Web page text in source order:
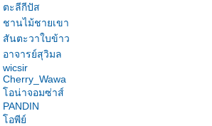
ตะลีกีปัส
ชานไม้ชายเขา
สันตะวาใบข้าว
อาจารย์สุวิมล
wicsir
Cherry_Wawa
อน่าจอมซ่าส์
PANDIN
อพีย์